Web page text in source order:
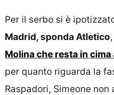
Per il serbo si è
Madrid, sponda Atletico,
Molina che resta in
per quanto riguarda la
Raspadori, Simeone